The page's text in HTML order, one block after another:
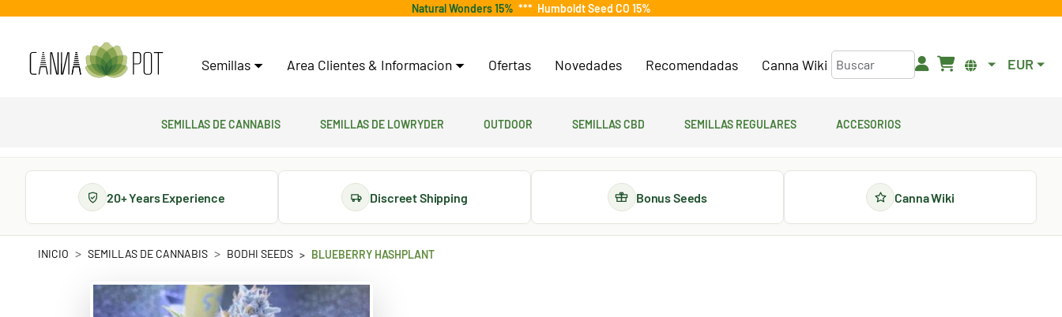
Natural Wonders 15% *** Humboldt Seed CO 15%
Semillas Area Clientes & Informacion Ofertas Novedades Recomendadas Canna Wiki EUR
Semillas de cannabis Semillas de lowryder Outdoor Semillas CBD Semillas regulares Accesorios
20+ Years Experience Discreet Shipping Bonus Seeds Canna Wiki
INICIO SEMILLAS DE CANNABIS BODHI SEEDS BLUEBERRY HASHPLANT